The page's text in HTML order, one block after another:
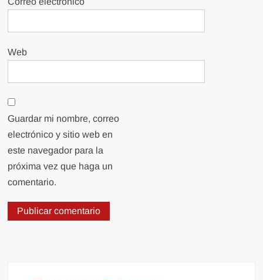
Web
Guardar mi nombre, correo
electrónico y sitio web en
este navegador para la
próxima vez que haga un
comentario.